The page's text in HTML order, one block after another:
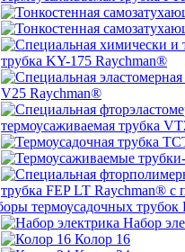
трубка KY-175 Raychman®
V25 Raychman®
термоусаживаемая трубка
трубка FEP LT Raychman® с
Набор
Колор 16